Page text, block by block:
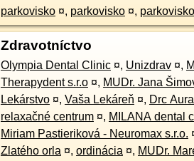
parkovisko ¤, parkovisko ¤, parkovisko
Zdravotníctvo
Olympia Dental Clinic ¤, Unizdrav ¤,
Therapydent s.r.o ¤, MUDr. Jana
Lekárstvo ¤, Vaša Lekáreň ¤, Drc
relaxačné centrum ¤, MILANA dental
Miriam Pastieriková - Neuromax s.r.o.
Zlatého orla ¤, ordinácia ¤, MUDr.